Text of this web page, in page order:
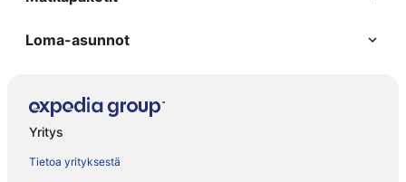
Loma-asunnot
Yritys
Tietoa yrityksestä